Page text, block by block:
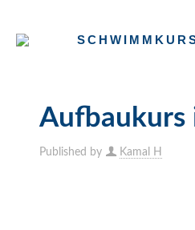
Aufbaukurs
Published by Kamal H